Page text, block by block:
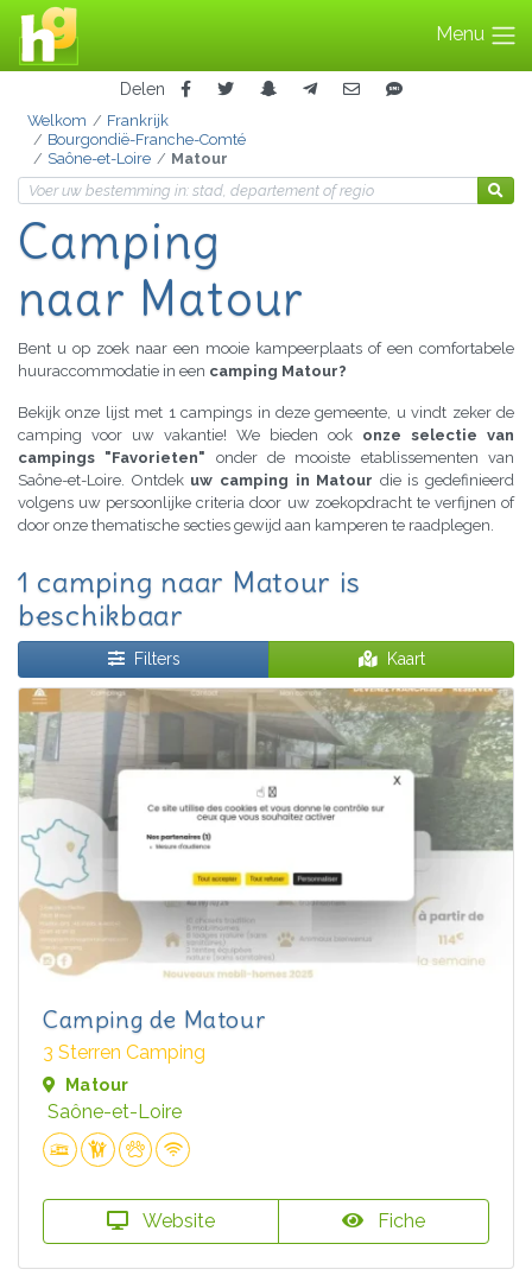
Menu
Delen
Welkom
Frankrijk
Bourgondië-Franche-Comté
Saône-et-Loire
Matour
Camping
naar Matour
Bent u op zoek naar een mooie kampeerplaats of een comfortabele
huuraccommodatie in een camping Matour?
Bekijk onze lijst met 1 campings in deze gemeente, u vindt zeker de
camping voor uw vakantie! We bieden ook onze selectie van
campings "Favorieten" onder de mooiste etablissementen van
Saône-et-Loire. Ontdek uw camping in Matour die is gedefinieerd
volgens uw persoonlijke criteria door uw zoekopdracht te verfijnen of
door onze thematische secties gewijd aan kamperen te raadplegen.
1 camping naar Matour is
beschikbaar
Filters Kaart
Camping de Matour
3 Sterren Camping
Matour
Saône-et-Loire
Website Fiche